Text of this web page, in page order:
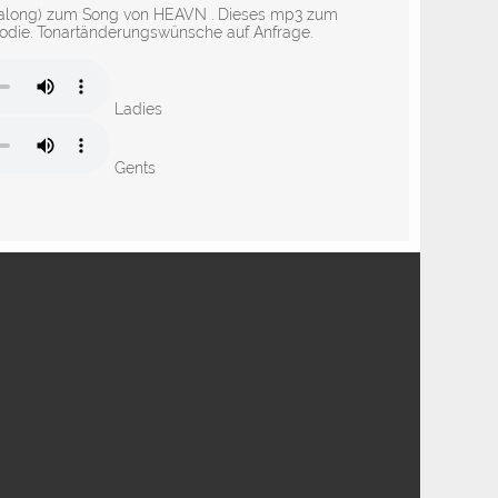
zum Song von HEAVN . Dieses mp3 zum
Tonartänderungswünsche auf Anfrage.
Ladies
Gents